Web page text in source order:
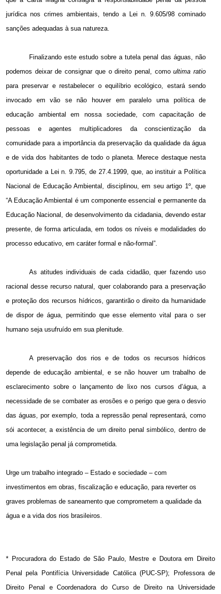
jurídica nos crimes ambientais, tendo a Lei n. 9.605/98 cominado
sanções adequadas à sua natureza.
Finalizando este estudo sobre a tutela penal das águas, não
podemos deixar de consignar que o direito penal, comoultima ratio
para preservar e restabelecer o equilíbrio ecológico, estará sendo
invocado em vão se não houver em paralelo uma política de
educação ambiental em nossa sociedade, com capacitação de
pessoas e agentes multiplicadores da conscientização da
comunidade para a importância da preservação da qualidade da água
e de vida dos habitantes de todo o planeta. Merece destaque nesta
oportunidade a Lei n. 9.795, de 27.4.1999, que, ao instituir a Política
Nacional de Educação Ambiental, disciplinou, em seu artigo 1º, que
“A Educação Ambiental é um componente essencial e permanente da
Educação Nacional, de desenvolvimento da cidadania, devendo estar
presente, de forma articulada, em todos os níveis e modalidades do
processo educativo, em caráter formal e não-formal”.
As atitudes individuais de cada cidadão, quer fazendo uso
racional desse recurso natural, quer colaborando para a preservação
e proteção dos recursos hídricos, garantirão o direito da humanidade
de dispor de água, permitindo que esse elemento vital para o ser
humano seja usufruído em sua plenitude.
A preservação dos rios e de todos os recursos hídricos
depende de educação ambiental, e senão houver um trabalho de
esclarecimento sobre o lançamento de lixo nos cursos d’água, a
necessidade de se combater as erosões e o perigo que gera o desvio
das águas, por exemplo, toda a repressão penal representará, como
sói acontecer, a existência de um direito penal simbólico, dentro de
uma legislação penal já comprometida.
Urge um trabalho integrado – Estado e sociedade – com
investimentos em obras, fiscalização e educação, para reverter os
graves problemas de saneamento que comprometem a qualidade da
água e a vida dos rios brasileiros.
* Procuradora do Estado de São Paulo, Mestre e Doutora em Direito
Penal pela Pontifícia Universidade Católica (PUC-SP); Professora de
Direito Penal e Coordenadora do Curso de Direito na Universidade